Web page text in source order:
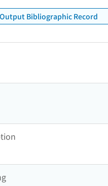
Output Bibliographic Record